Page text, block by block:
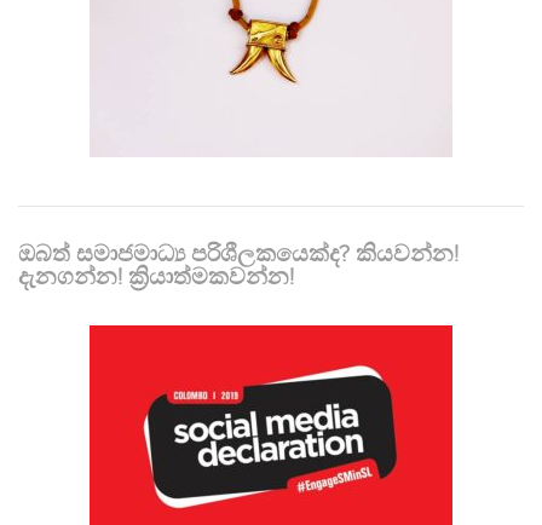
ඔබත් සමාජමාධ්‍ය පරිශීලකයෙක්ද? කියවන්න!
දැනගන්න! ක්‍රියාත්මකවන්න!